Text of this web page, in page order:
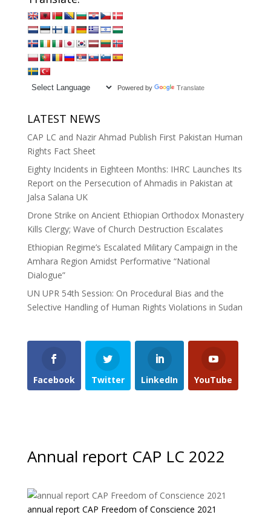
Powered by Translate
LATEST NEWS
CAP LC and Nazir Ahmad Publish First Pakistan Human
Rights Fact Sheet
Eighty Incidents in Eighteen Months: IHRC Launches Its
Report on the Persecution of Ahmadis in Pakistan at
Jalsa Salana UK
Drone Strike on Ancient Ethiopian Orthodox Monastery
Kills Clergy; Wave of Church Destruction Escalates
Ethiopian Regime’s Escalated Military Campaign in the
Amhara Region Amidst Performative “National
Dialogue”
UN UPR 54th Session: On Procedural Bias and the
Selective Handling of Human Rights Violations in Sudan
Facebook Twitter LinkedIn YouTube
Annual report CAP LC 2022
annual report CAP Freedom of Conscience 2021